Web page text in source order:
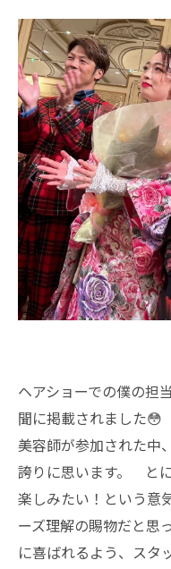
ヘアショーでの僕の担
聞に掲載されました
美容師が参加された中
誇りに思います。 と
楽しみたい！という意
ーズ理解の賜物だと
に喜ばれるよう、スタ